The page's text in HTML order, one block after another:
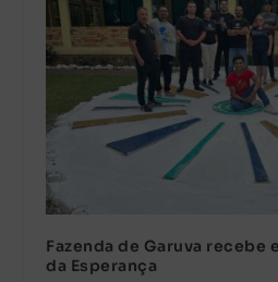
Fazenda de Garuva recebe
da Esperança